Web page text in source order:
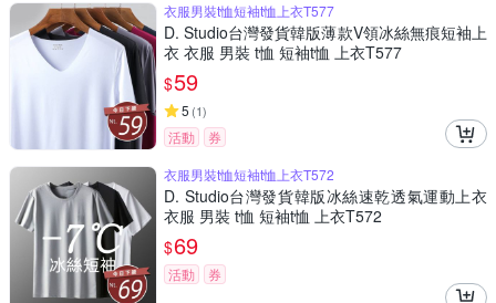
衣服男裝t恤短袖t恤上衣T577
D. Studio台灣發貨韓版薄款V領冰絲無痕短袖上
衣 衣服 男裝 t恤 短袖t恤 上衣T577
$59
5 (1)
活動
券
衣服男裝t恤短袖t恤上衣T572
D. Studio台灣發貨韓版冰絲速乾透氣運動上衣
衣服 男裝 t恤 短袖t恤 上衣T572
$69
活動 券